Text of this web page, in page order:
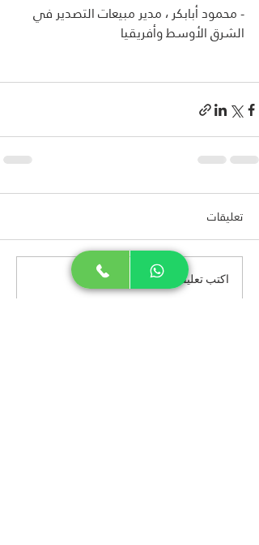
- محمود أبابكر ، مدير مبيعات التصدير في
الشرق الأوسط وأفريقيا
تعليقات
اكتب تعليقًا...